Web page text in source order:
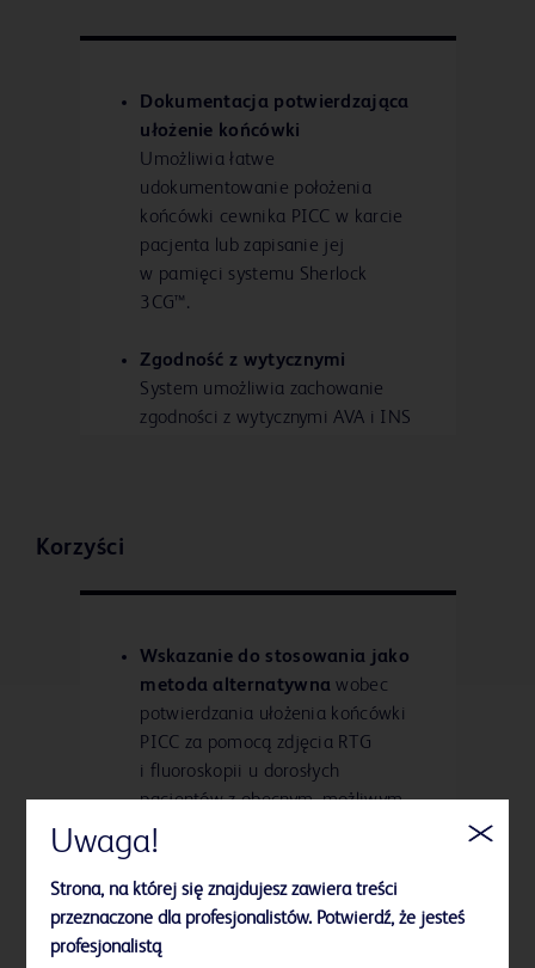
Dokumentacja potwierdzająca
ułożenie końcówki
Umożliwia łatwe
udokumentowanie położenia
końcówki cewnika PICC w karcie
pacjenta lub zapisanie jej
w pamięci systemu Sherlock
3CG™.
Zgodność z wytycznymi
System umożliwia zachowanie
zgodności z wytycznymi AVA i INS
Korzyści
Wskazanie do stosowania jako
metoda alternatywna wobec
potwierdzania ułożenia końcówki
PICC za pomocą zdjęcia RTG
i fluoroskopii u dorosłych
pacjentów z obecnym, możliwym
do zidentyfikowania i spójnym
załamkiem P.
Uwaga!
Strona, na której się znajdujesz zawiera treści
przeznaczone dla profesjonalistów. Potwierdź, że jesteś
profesjonalistą